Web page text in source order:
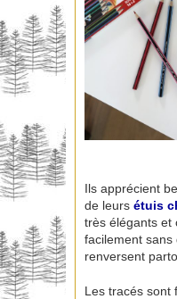
Ils apprécient
de leurs étuis
très élégants et
facilement sans
renversent
Les tracés sont